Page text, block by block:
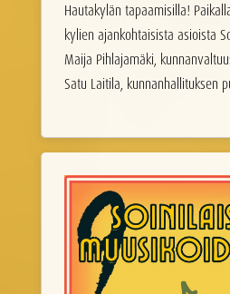
Hautakylän tapaamisilla!
kylien ajankohtaisista asioista
Maija Pihlajamäki,
Satu Laitila, kunnanhallituksen